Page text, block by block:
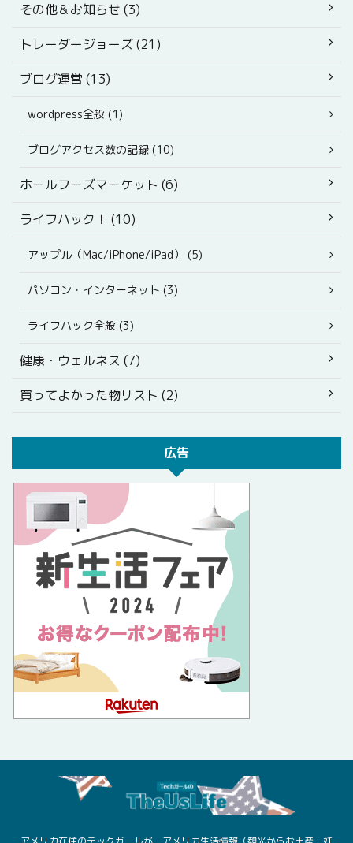
その他＆お知らせ (3)
トレーダージョーズ (21)
ブログ運営 (13)
wordpress全般 (1)
ブログアクセス数の記録 (10)
ホールフーズマーケット (6)
ライフハック！ (10)
アップル（Mac/iPhone/iPad） (5)
パソコン・インターネット (3)
ライフハック全般 (3)
健康・ウェルネス (7)
買ってよかった物リスト (2)
広告